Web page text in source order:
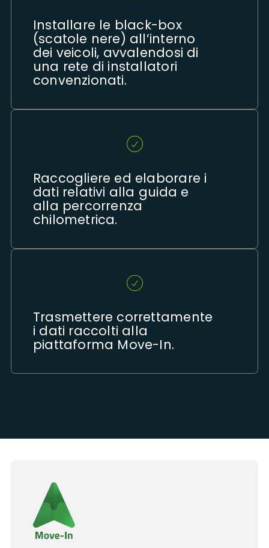
Installare le black-box
(scatole nere) all’interno
dei veicoli, avvalendosi di
una rete di installatori
convenzionati.
Raccogliere ed elaborare i
dati relativi alla guida e
alla percorrenza
chilometrica.
Trasmettere correttamente
i dati raccolti alla
piattaforma Move-In.